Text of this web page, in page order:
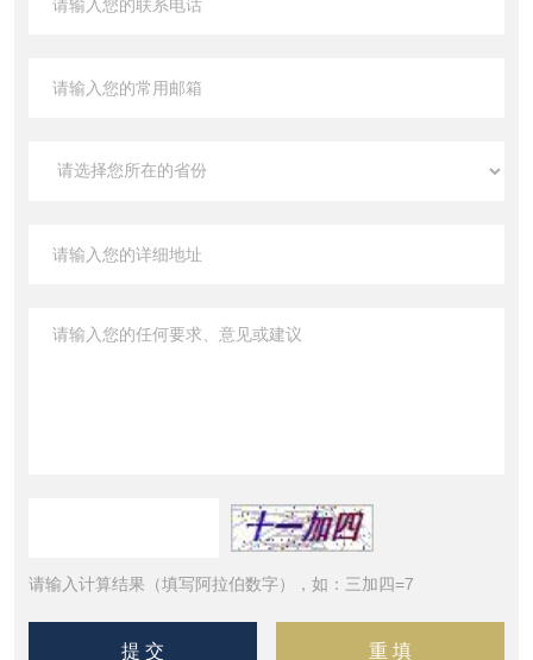
请输入计算结果（填写阿拉伯数字），如：三加四=7